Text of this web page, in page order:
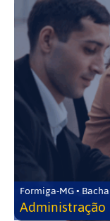
Formiga-MG •
Administração